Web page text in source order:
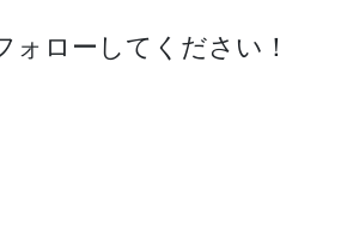
ォローしてください！